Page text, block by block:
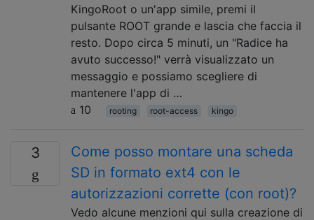
KingoRoot o un'app simile, premi il
pulsante ROOT grande e lascia che faccia il
resto. Dopo circa 5 minuti, un "Radice ha
avuto successo!" verrà visualizzato un
messaggio e possiamo scegliere di
mantenere l'app di …
10
rooting root-access kingo
3
Come posso montare una scheda
SD in formato ext4 con le
autorizzazioni corrette (con root)?
Vedo alcune menzioni qui sulla creazione di